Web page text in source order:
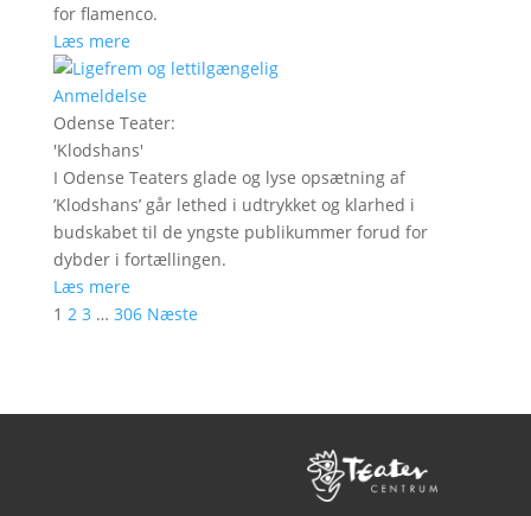
for flamenco.
Læs mere
Anmeldelse
Odense Teater:
'Klodshans'
I Odense Teaters glade og lyse opsætning af
’Klodshans’ går lethed i udtrykket og klarhed i
budskabet til de yngste publikummer forud for
dybder i fortællingen.
Læs mere
1 2 3 … 306 Næste